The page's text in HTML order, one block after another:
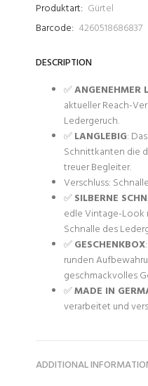
Produktart: Gürtel
Barcode: 4260518686837
DESCRIPTION
✅ANGENEHMER
aktueller Reach-
Ledergeruch.
✅LANGLEBIG:
Schnittkanten die
treuer Begleiter.
Verschluss: Schnalle
✅SILBERNE
edle Vintage-Look
Schnalle des
✅GESCHENKBOX
runden
geschmackvolles
✅MADE IN
verarbeitet und
ADDITIONAL